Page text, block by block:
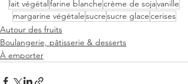
lait végétalfarine blanchecrème de sojavanille
margarine végétalesucresucre glacecerises
Autour des fruits
Boulangerie, pâtisserie & desserts
À emporter